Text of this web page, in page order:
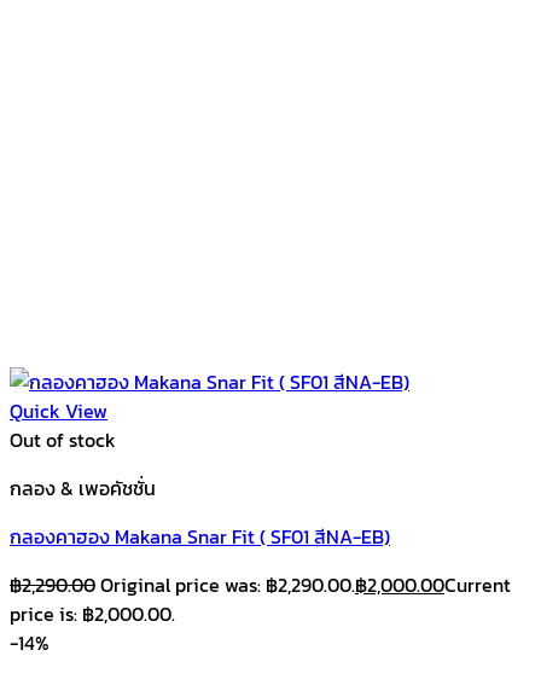
Quick View
Out of stock
กลอง & เพอคัชชั่น
กลองคาฮอง Makana Snar Fit ( SF01 สีNA-EB)
฿2,290.00Original price was: ฿2,290.00.฿2,000.00Current
price is: ฿2,000.00.
-14%